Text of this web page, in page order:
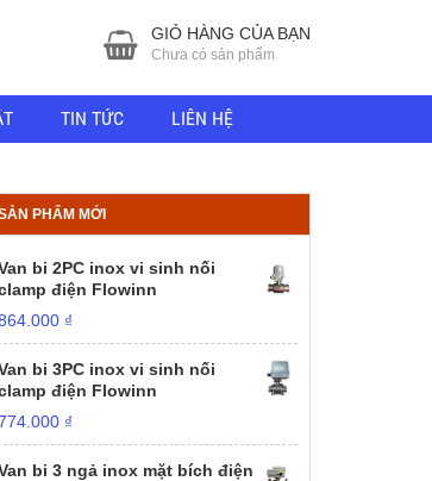
GIỎ HÀNG CỦA BẠN
Chưa có sản phẩm
TIN TỨC LIÊN HỆ
PHẨM MỚI
bi 2PC inox vi sinh nối
điện Flowinn
₫
bi 3PC inox vi sinh nối
điện Flowinn
₫
bi 3 ngả inox mặt bích điện